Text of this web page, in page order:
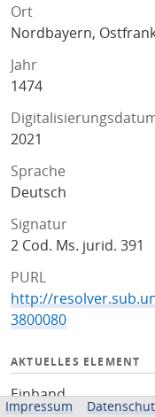
Ort
Nordbayern,
Jahr
1474
2021
Sprache
Deutsch
Signatur
2 Cod. Ms. jurid. 391
PURL
http://
3800080
AKTUELLES ELEMENT
Einband
Impressum